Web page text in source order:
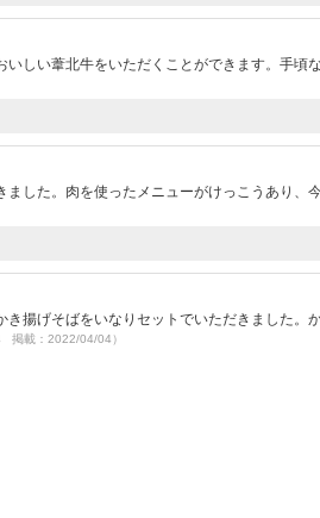
しい葦北牛をいただくことができます。手頃
した。肉を使ったメニューがけっこうあり、
揚げそばをいなりセットでいただきました。
掲載：2022/04/04）